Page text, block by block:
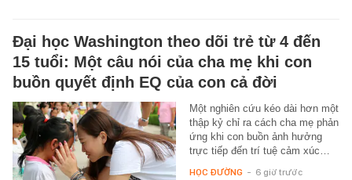
Đại học Washington theo dõi trẻ từ 4 đến
15 tuổi: Một câu nói của cha mẹ khi con
buồn quyết định EQ của con cả đời
Một nghiên cứu kéo dài hơn một
thập kỷ chỉ ra cách cha mẹ phản
ứng khi con buồn ảnh hưởng
trực tiếp đến trí tuệ cảm xúc…
HỌC ĐƯỜNG - 6 giờ trước